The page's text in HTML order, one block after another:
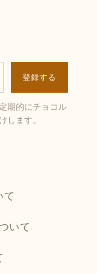
期的にチョコル
します。
て
いて